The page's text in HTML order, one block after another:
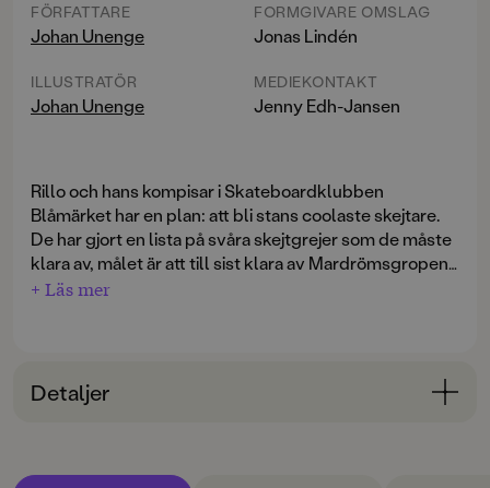
FÖRFATTARE
Johan Unenge
ILLUSTRATÖR
Johan Unenge
FORMGIVARE OMSLAG
Jonas Lindén
MEDIEKONTAKT
Jenny Edh-Jansen
Rillo och hans kompisar i Skateboardklubben
Blåmärket har en plan: att bli stans coolaste skejtare.
De har gjort en lista på svåra skejtgrejer som de måste
klara av, målet är att till sist klara av Mardrömsgropen,
skateparkens största utmaning. Problemet är bara att
helst. Måste hon ha så himla kul jämt? Fattar hon inte
att hela poängen med att åka är att klara av läskiga
sitt eget sätt att vara modig.
+ Läs mer
Detaljer
ÅLDERSGRUPP